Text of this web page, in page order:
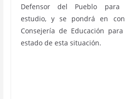
Defensor del Pueblo para
estudio, y se pondrá en
Consejería de Educación
estado de esta situación.